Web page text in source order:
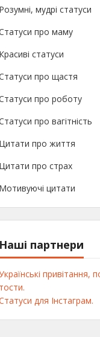
Розумні, мудрі статуси
про маму
Красиві статуси
про щастя
про роботу
про вагітність
Цитати про життя
Цитати про страх
Мотивуючі цитати
Наші партнери
привітання,
тости.
для Інстаграм.